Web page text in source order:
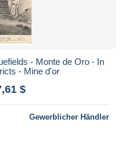
- Monte de Oro - In
- Mine d'or
$
Gewerblicher Händler